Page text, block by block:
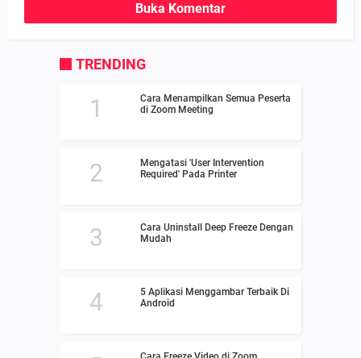
Buka Komentar
TRENDING
Cara Menampilkan Semua Peserta
di Zoom Meeting
Mengatasi 'User Intervention
Required' Pada Printer
Cara Uninstall Deep Freeze Dengan
Mudah
5 Aplikasi Menggambar Terbaik Di
Android